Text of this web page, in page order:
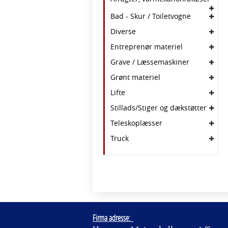
Bad - Skur / Toiletvogne
Diverse
Entreprenør materiel
Grave / Læssemaskiner
Grønt materiel
Lifte
Stillads/Stiger og dækstøtter
Teleskoplæsser
Truck
Firma adresse: